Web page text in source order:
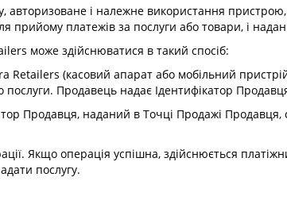
авторизоване і належне використання
прийому платежів за послуги або товари, і
може здійснюватися в такий спосіб:
(касовий апарат або мобільний
Продавець надає Ідентифікатор
Продавця, наданий в Точці Продажі Продавця,
Якщо операція успішна, здійснюється
послугу.